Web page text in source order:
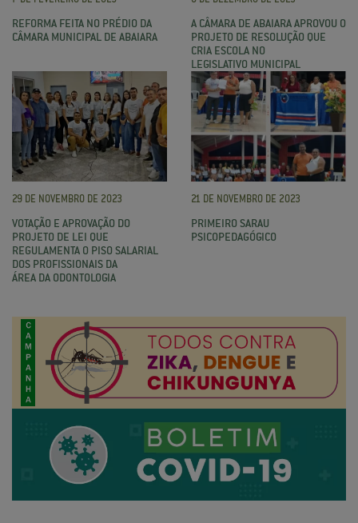
REFORMA FEITA NO PRÉDIO DA
CÂMARA MUNICIPAL DE ABAIARA
A CÂMARA DE ABAIARA APROVOU O
PROJETO DE RESOLUÇÃO QUE
CRIA ESCOLA NO
LEGISLATIVO MUNICIPAL
29 DE NOVEMBRO DE 2023
VOTAÇÃO E APROVAÇÃO DO
PROJETO DE LEI QUE
REGULAMENTA O PISO SALARIAL
DOS PROFISSIONAIS DA
ÁREA DA ODONTOLOGIA
21 DE NOVEMBRO DE 2023
PRIMEIRO SARAU
PSICOPEDAGÓGICO